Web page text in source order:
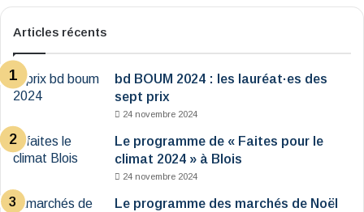
Articles récents
bd BOUM 2024 : les lauréat·es des
sept prix
24 novembre 2024
Le programme de « Faites pour le
climat 2024 » à Blois
24 novembre 2024
Le programme des marchés de Noël